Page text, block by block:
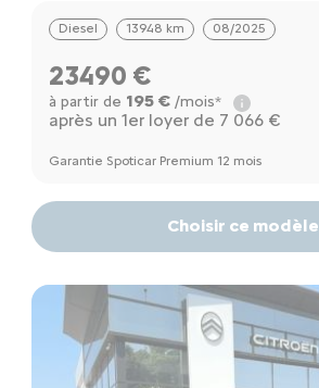
Diesel 13948 km 08/2025
23490 €
à partir de 195 €/mois*
après un 1er loyer de 7 066 €
Garantie Spoticar Premium 12 mois
Choisir ce modèle